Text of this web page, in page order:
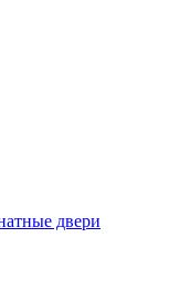
двери